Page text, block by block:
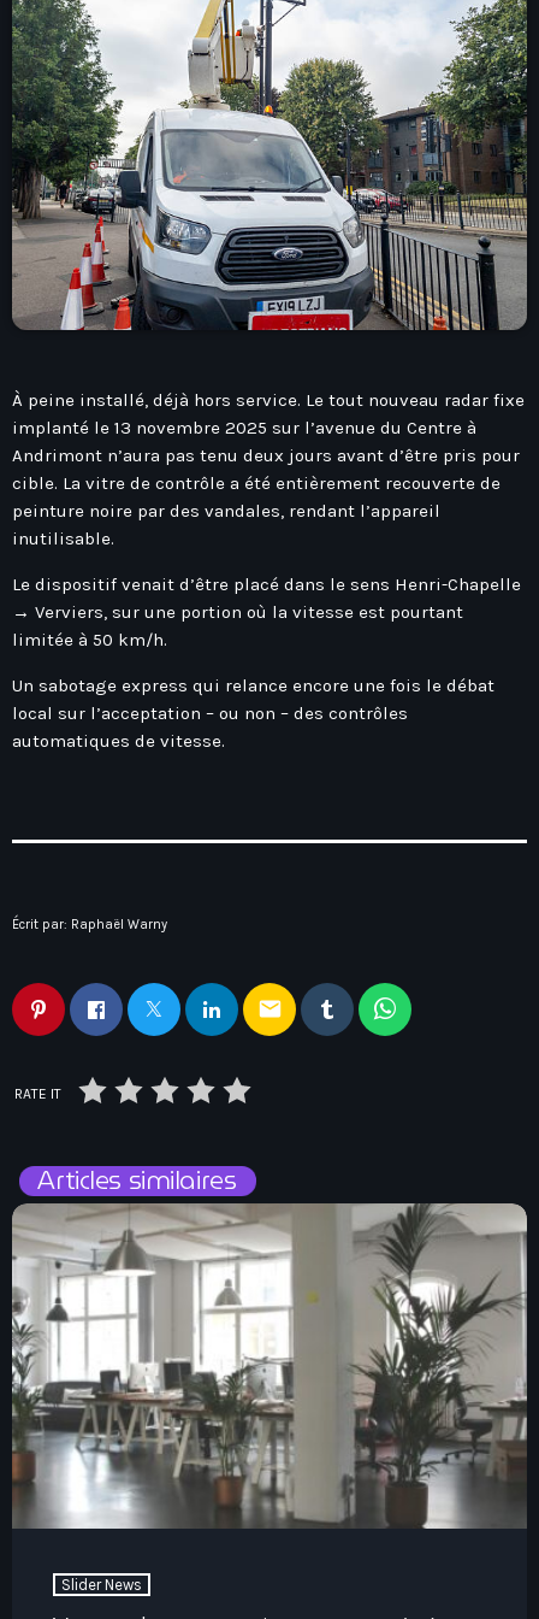
play_arrow Seven Ile-De-France
Love Like Fun
News
keyboard_arrow_down
Auvergne-Rhône-Alpes
Bourgogne-Franche-Comté
Centre-Val De Loire
Corse
Grand-Est
Hauts-De-France
Île-De-France
La Réunion
Nouvelle-Aquitaine
Occitanie
Provence-Alpes-Côte D’Azur
Podcasts
L’équipe
Contact
À peine installé, déjà hors service. Le tout nouveau radar fixe
implanté le 13 novembre 2025 sur l’avenue du Centre à
Andrimont n’aura pas tenu deux jours avant d’être pris pour
cible. La vitre de contrôle a été entièrement recouverte de
peinture noire par des vandales, rendant l’appareil
inutilisable.
Le dispositif venait d’être placé dans le sens Henri-Chapelle
→ Verviers, sur une portion où la vitesse est pourtant
limitée à 50 km/h.
Un sabotage express qui relance encore une fois le débat
local sur l’acceptation – ou non – des contrôles
automatiques de vitesse.
Écrit par: Raphaël Warny
email
RATE IT
Articles similaires
Slider News